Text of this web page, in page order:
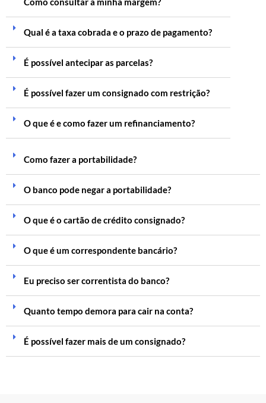
Qual é a taxa cobrada e o prazo de pagamento?
É possível antecipar as parcelas?
É possível fazer um consignado com restrição?
O que é e como fazer um refinanciamento?
Como fazer a portabilidade?
O banco pode negar a portabilidade?
O que é o cartão de crédito consignado?
O que é um correspondente bancário?
Eu preciso ser correntista do banco?
Quanto tempo demora para cair na conta?
É possível fazer mais de um consignado?